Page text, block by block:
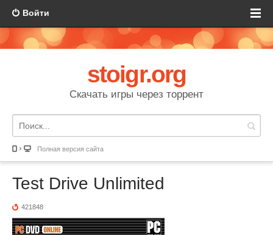
Войти
stoigr.org
Скачать игры через торрент
Полная версия сайта
Test Drive Unlimited
421848